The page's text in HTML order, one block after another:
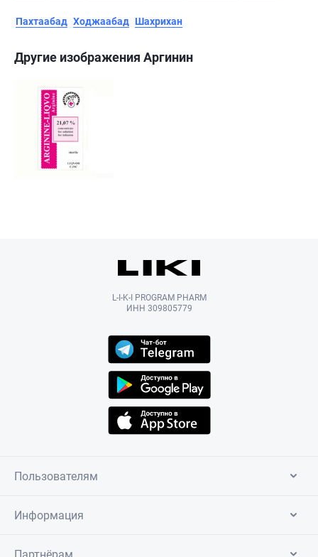
Пахтаабад Ходжаабад Шахрихан
Другие изображения Аргинин
L-I-K-I PROGRAM PHARM
ИНН 309805779
Пользователям
Информация